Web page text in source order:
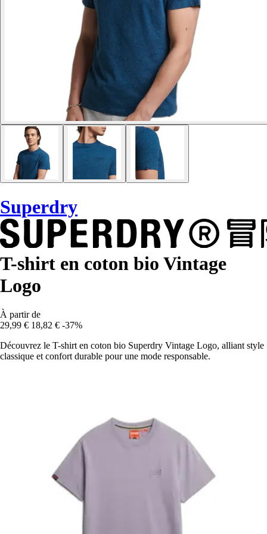
Superdry
T-shirt en coton bio Vintage
Logo
À partir de
29,99 € 18,82 € -37%
Découvrez le T-shirt en coton bio Superdry Vintage Logo, alliant style
classique et confort durable pour une mode responsable.